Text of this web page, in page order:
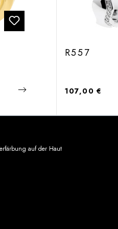
R557
Regulärer Preis:
107,00 €
auf der Haut